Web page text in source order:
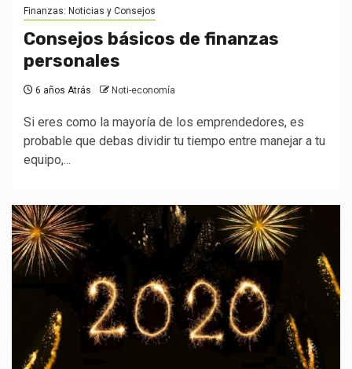
Finanzas: Noticias y Consejos
Consejos básicos de finanzas
personales
6 años Atrás Noti-economía
Si eres como la mayoría de los emprendedores, es
probable que debas dividir tu tiempo entre manejar a tu
equipo,...